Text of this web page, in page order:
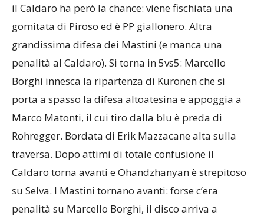
il Caldaro ha però la chance: viene fischiata una
gomitata di Piroso ed è PP giallonero. Altra
grandissima difesa dei Mastini (e manca una
penalità al Caldaro). Si torna in 5vs5: Marcello
Borghi innesca la ripartenza di Kuronen che si
porta a spasso la difesa altoatesina e appoggia a
Marco Matonti, il cui tiro dalla blu è preda di
Rohregger. Bordata di Erik Mazzacane alta sulla
traversa. Dopo attimi di totale confusione il
Caldaro torna avanti e Ohandzhanyan è strepitoso
su Selva. I Mastini tornano avanti: forse c’era
penalità su Marcello Borghi, il disco arriva a